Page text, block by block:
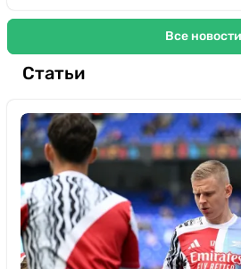
Все новости
Статьи